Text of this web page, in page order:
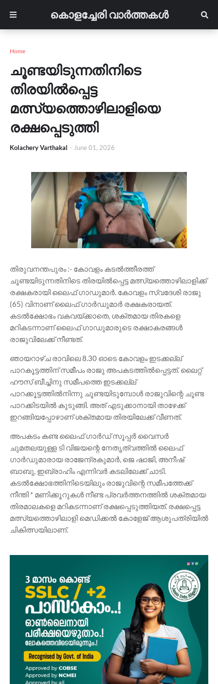
കൊളച്ചേരി വാർത്തകൾ
Home
ചൂണ്ടയിടുന്നതിനിടെ
തിരയിൽപ്പെട്ട
മത്സ്യത്തൊഴിലാളിയെ
രക്ഷപ്പെടുത്തി
Kolachery Varthakal - June 01, 2026
തിരുവനന്തപുരം :- കോവളം കടൽത്തീരത്ത്
ചൂണ്ടയിടുന്നതിനിടെ തിരയിൽപ്പെട്ട മത്സ്യത്തൊഴിലാളിക്ക്
രക്ഷകരായി ലൈഫ് ഗാഡുമാർ. കോവളം സ്വദേശി രാജു
(65) വിനാണ് ലൈഫ് ഗാർഡുമാർ രക്ഷകരായത്.
കടൽക്ഷോഭം വകവയ്ക്കാതെ, ശക്തമായ തിരകളെ
മറികടന്നാണ് ലൈഫ് ഗാഡുമാരുടെ രക്ഷാകരങ്ങൾ
രാജുവിലേക്ക് നീണ്ടത്.
ഞായറാഴ്ച രാവിലെ 8.30 ഓടെ കോവളം ഇടക്കല്ല്
പാറകൂട്ടത്തിന് സമീപം രാജു അപകടത്തിൽപ്പെട്ടത്. ലൈറ്റ്
ഹൗസ് ബീച്ചിനു സമീപത്തെ ഇടക്കല്ല്
പാറക്കൂട്ടത്തിൽനിന്നു ചൂണ്ടയിടുമ്പോൾ രാജുവിന്റെ ചൂണ്ട
പാറക്കിടയിൽ കുടുങ്ങി. അത് എടുക്കാനായി താഴേക്ക്
ഇറങ്ങിയപ്പോഴാണ് ശക്തമായ തിരയിലേക്ക് വീണത്.
അപകടം കണ്ട ലൈഫ് ഗാർഡ് സൂപ്പർ വൈസർ
ചുമതലയുള്ള ടി വിജയന്റെ നേതൃത്വത്തിൽ ലൈഫ്
ഗാർഡുമാരായ രാജേന്ദ്രകുമാർ, ജെ ഷാജി, അനീഷ്
ബാബു, ഇബ്രാഹിം എന്നിവർ കടലിലേക്ക് ചാടി.
കടൽക്ഷോഭത്തിനിടെയിലും രാജുവിന്റെ സമീപത്തേക്ക്
നീന്തി * മണിക്കൂറുകൾ നീണ്ട പ്രവർത്തനത്തിൽ ശക്തമായ
തിരമാലകളെ മറികടന്നാണ് രക്ഷപ്പെടുത്തിയത്. രക്ഷപ്പെട്ട
മത്സ്യത്തൊഴിലാളി മെഡിക്കൽ കോളേജ് ആശുപത്രിയിൽ
ചികിത്സയിലാണ്.